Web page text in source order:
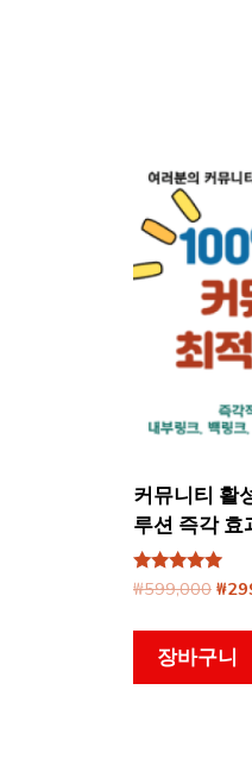
커뮤니티 활
루션 즉각 효
5 중에서
₩599,000 원
가
격:
₩
장바구니